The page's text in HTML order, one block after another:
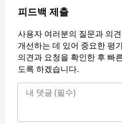
피드백 제출
사용자 여러분의 질문과 의
개선하는 데 있어 중요한 평
의견과 요청을 확인한 후 빠
도록 하겠습니다.